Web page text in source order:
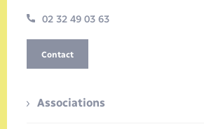
02 32 49 03 63
Contact
Associations